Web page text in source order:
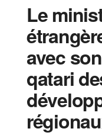
Le
avec
qatari